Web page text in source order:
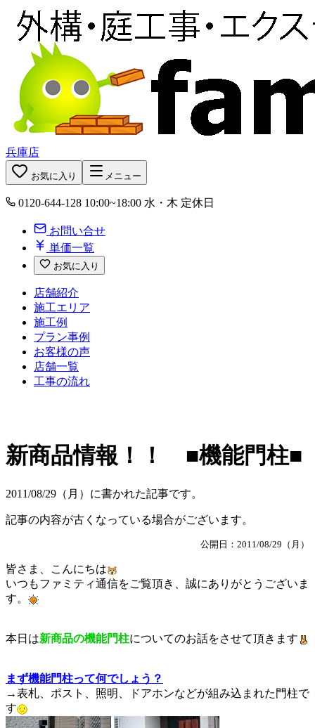
兵庫店
お気に入り メニュー
0120-644-128 10:00~18:00 水・木 定休日
お問い合せ
単価一覧
お気に入り
店舗紹介
施工エリア
施工例
プラン事例
お客様の声
店舗一覧
工事の流れ
新商品情報！！ ■機能門柱■
2011/08/29（月）に書かれた記事です。
記事の内容が古くなっている場合がございます。
公開日：2011/08/29（月）
皆さま、こんにちは
いつもファミティ通信をご覧頂き、誠にありがとうございま
す。
本日は新商品の機能門柱についてのお話をさせて頂きます
まず機能門柱って何でしょう？
→表札、ポスト、照明、ドアホンなどが組み込まれた門柱で
す